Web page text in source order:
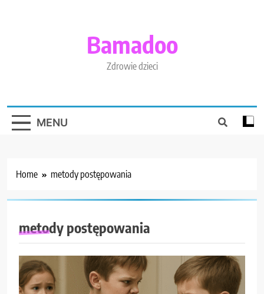
Bamadoo
Zdrowie dzieci
MENU
Home metody postępowania
metody postępowania